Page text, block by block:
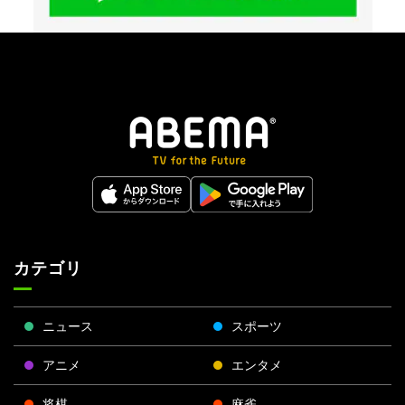
カテゴリ
ニュース スポーツ
アニメ エンタメ